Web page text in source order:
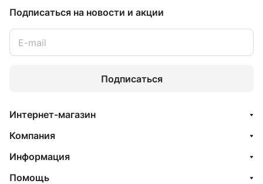
Подписаться на новости и акции
Подписаться
Интернет-магазин
Компания
Информация
Помощь